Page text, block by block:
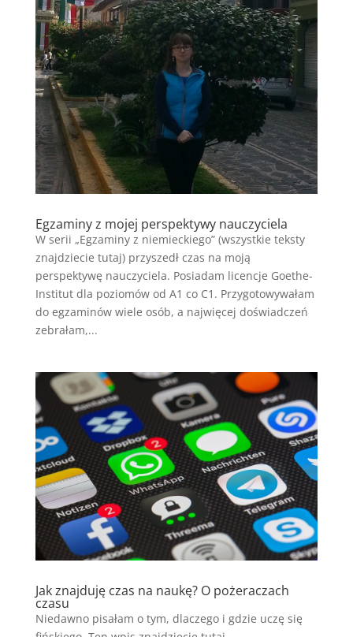
Egzaminy z mojej perspektywy nauczyciela
W serii „Egzaminy z niemieckiego” (wszystkie teksty
znajdziecie tutaj) przyszedł czas na moją
perspektywę nauczyciela. Posiadam licencje Goethe-
Institut dla poziomów od A1 co C1. Przygotowywałam
do egzaminów wiele osób, a najwięcej doświadczeń
zebrałam,...
Jak znajduję czas na naukę? O pożeraczach
czasu
Niedawno pisałam o tym, dlaczego i gdzie uczę się